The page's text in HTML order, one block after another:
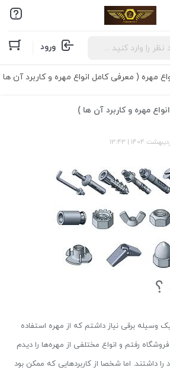
ورود
مهره ( معرفی کامل انواع مهره و کاربرد آن ها
مهره و کاربرد آن ها )
|
13:43
وسیله برقی نیاز داشتم که از مهره استفاده
رفتم و انواع مختلفی از مهره‌ها را دیدم
داشتند. اما شخصا از کاربردهایی که ممکن بود